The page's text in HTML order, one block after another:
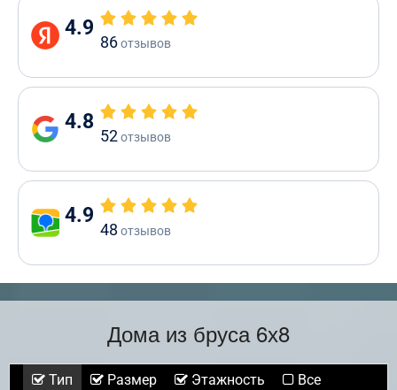
4.9
86отзывов
4.8
52отзывов
4.9
48 отзывов
Дома из бруса 6х8
Тип Размер Этажность Все